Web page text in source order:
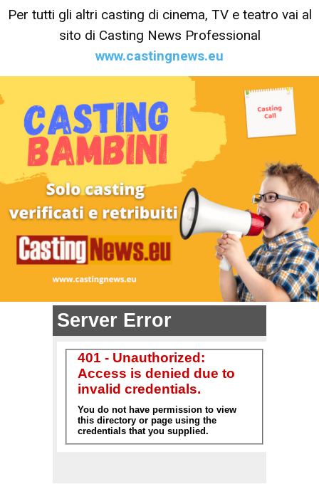
Per tutti gli altri casting di cinema, TV e teatro vai al
sito di Casting News Professional
www.castingnews.eu